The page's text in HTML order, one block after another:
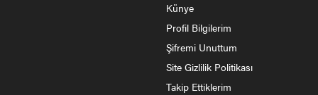
Künye
Profil Bilgilerim
Şifremi Unuttum
Site Gizlilik Politikası
Takip Ettiklerim